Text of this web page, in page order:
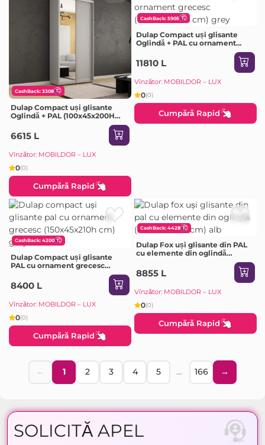
CashBack: 3308
Dulap Compact uși glisante
Oglindă + PAL (100x45x200H
6615 L
Vînzător: MOBILDOR – LUX
0(0)
Cumpără Rapid
CashBack: 5905
Dulap Compact uși glisante
Oglindă + PAL cu ornament
grecesc (190x45x240H cm) Grey
11810 L
Vînzător: MOBILDOR – LUX
0(0)
Cumpără Rapid
CashBack: 4200
Dulap Compact uși glisante
PAL cu ornament grecesc
8400 L
Vînzător: MOBILDOR – LUX
0(0)
Cumpără Rapid
CashBack: 4428
Dulap Fox uși glisante din PAL
cu elemente din oglindă
8855 L
Vînzător: MOBILDOR – LUX
0(0)
Cumpără Rapid
← 1 2 3 4 5 … 166 →
SOLICITĂ APEL